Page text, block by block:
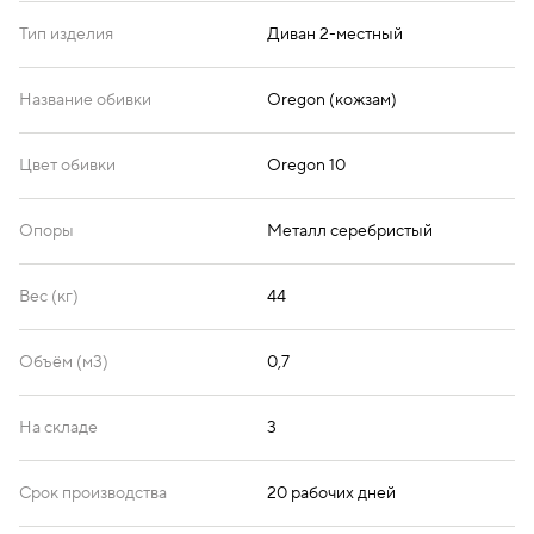
Тип изделия Диван 2-местный
Название обивки Oregon (кожзам)
Цвет обивки Oregon 10
Опоры Металл серебристый
Вес (кг) 44
Объём (м3) 0,7
На складе 3
Срок производства 20 рабочих дней